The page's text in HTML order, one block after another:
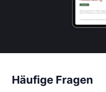
Häufige Fragen